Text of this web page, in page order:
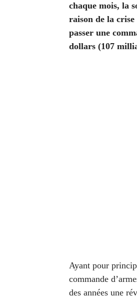
chaque mois, la
raison de la crise
passer une
dollars (107
Ayant pour
commande
des années une